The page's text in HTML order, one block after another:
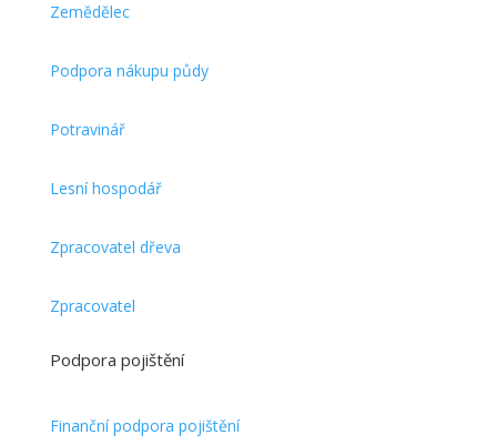
Zemědělec
Podpora nákupu půdy
Potravinář
Lesní hospodář
Zpracovatel dřeva
Zpracovatel
Podpora pojištění
Finanční podpora pojištění